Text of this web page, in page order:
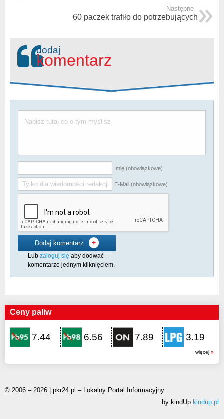
Następne
60 paczek trafiło do potrzebujących
dodaj
komentarz
Imię (obowiązkowe)
E-Mail (obowiązkowe)
Dodaj komentarz +
Lub zaloguj się aby dodwać
komentarze jednym kliknięciem.
Ceny paliw
7.44 6.56 7.89 3.19
więcej
© 2006 – 2026 | pkr24.pl – Lokalny Portal Informacyjny
by kindUp kindup.pl